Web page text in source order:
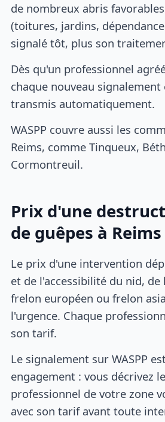
de nombreux abris
(toitures, jardins,
signalé tôt, plus son
Dès qu'un professionnel
chaque nouveau
transmis automatiquement.
WASPP couvre aussi les
Reims, comme Tinqueux,
Cormontreuil.
Prix d'une
de guêpes à Reims
Le prix d'une intervention
et de l'accessibilité du nid, de
frelon européen ou frelon
l'urgence. Chaque
son tarif.
Le signalement sur WASPP
engagement : vous décrivez
professionnel de votre zone
avec son tarif avant toute